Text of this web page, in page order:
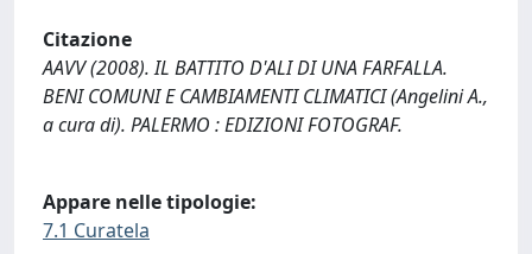
Citazione
AAVV (2008). IL BATTITO D'ALI DI UNA FARFALLA.
BENI COMUNI E CAMBIAMENTI CLIMATICI (Angelini A.,
a cura di). PALERMO : EDIZIONI FOTOGRAF.
Appare nelle tipologie:
7.1 Curatela